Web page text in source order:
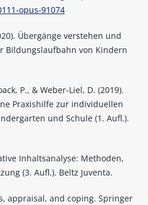
opus-91074
Übergänge verstehen und
Bildungslaufbahn von Kindern
P., & Weber-Liel, D. (2019).
Praxishilfe zur individuellen
und Schule (1. Aufl.).
Inhaltsanalyse: Methoden,
(3. Aufl.). Beltz Juventa.
appraisal, and coping. Springer